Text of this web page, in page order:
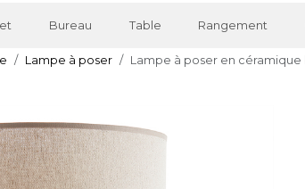
Bureau Table Rangement
Lampe à poser Lampe à poser en céramique